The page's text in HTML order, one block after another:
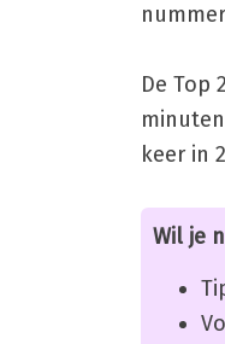
De Top
keer in
Wil je